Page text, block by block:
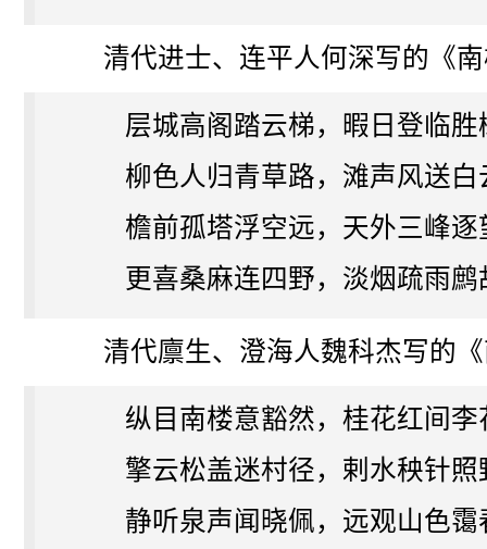
清代进士、连平人何深写的《南
层城高阁踏云梯，暇日登临胜
柳色人归青草路，滩声风送白
檐前孤塔浮空远，天外三峰逐
更喜桑麻连四野，淡烟疏雨鹧
清代廪生、澄海人魏科杰写的《
纵目南楼意豁然，桂花红间李
擎云松盖迷村径，剌水秧针照
静听泉声闻晓佩，远观山色霭